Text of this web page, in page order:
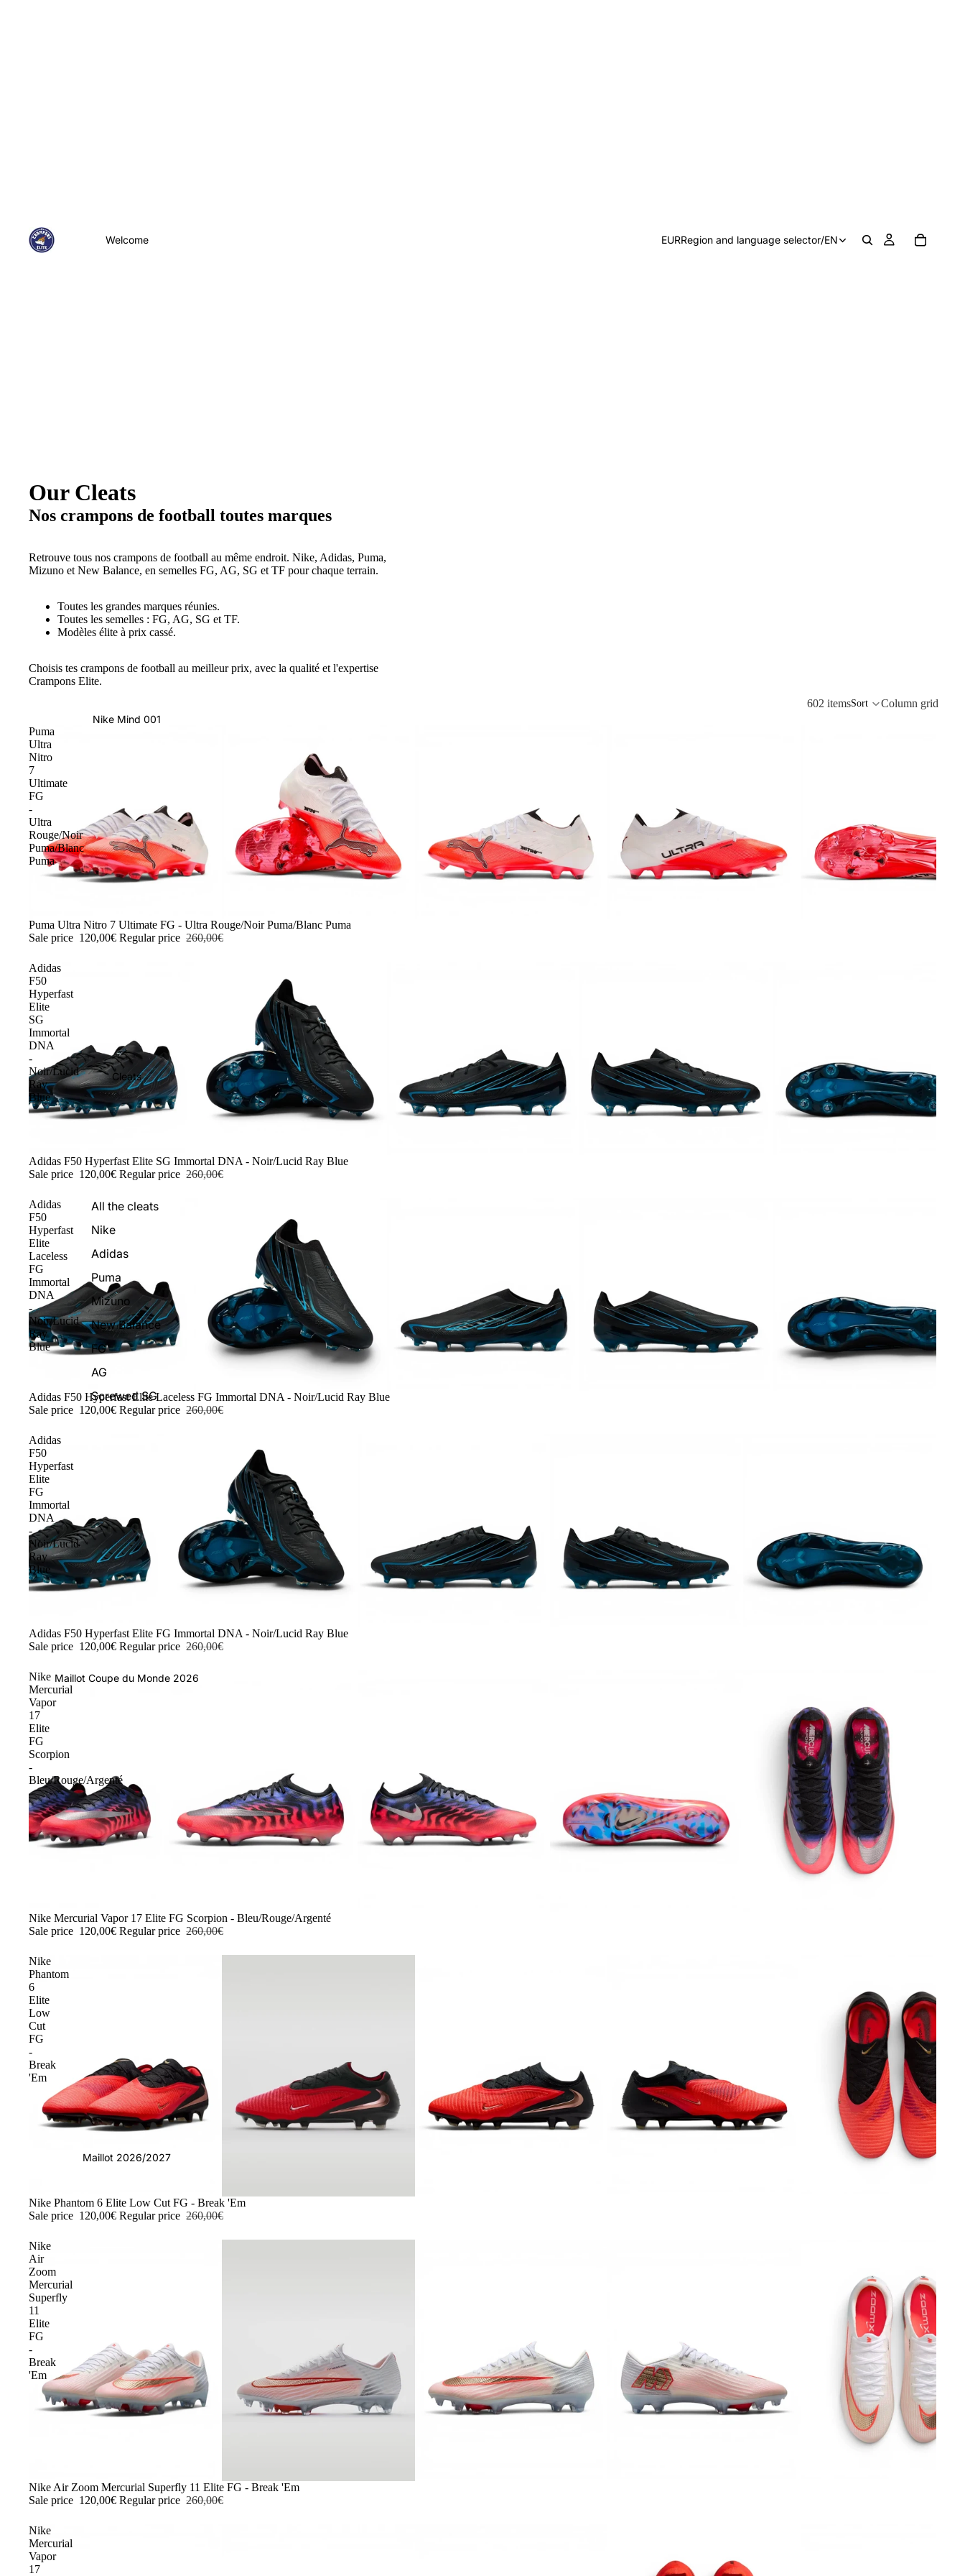
Welcome
Nike Mind 001
Cleats
All the cleats
Nike
Adidas
Puma
Mizuno
New Balance
FG
AG
Screwed SG
Maillot Coupe du Monde 2026
Maillot 2026/2027
EURRegion and language selector/EN
Our Cleats
Nos crampons de football toutes marques
Retrouve tous nos crampons de football au même endroit. Nike, Adidas, Puma,
Mizuno et New Balance, en semelles FG, AG, SG et TF pour chaque terrain.
Toutes les grandes marques réunies.
Toutes les semelles : FG, AG, SG et TF.
Modèles élite à prix cassé.
Choisis tes crampons de football au meilleur prix, avec la qualité et l'expertise
Crampons Elite.
602 itemsSort Column grid
Puma
Ultra
Nitro
7
Ultimate
FG
-
Ultra
Rouge/Noir
Puma/Blanc
Puma
-54%
Puma Ultra Nitro 7 Ultimate FG - Ultra Rouge/Noir Puma/Blanc Puma
Sale price 120,00€ Regular price 260,00€
Adidas
F50
Hyperfast
Elite
SG
Immortal
DNA
-
Noir/Lucid
Ray
Blue
-54%
Adidas F50 Hyperfast Elite SG Immortal DNA - Noir/Lucid Ray Blue
Sale price 120,00€ Regular price 260,00€
Adidas
F50
Hyperfast
Elite
Laceless
FG
Immortal
DNA
-
Noir/Lucid
Ray
Blue
-54%
Adidas F50 Hyperfast Elite Laceless FG Immortal DNA - Noir/Lucid Ray Blue
Sale price 120,00€ Regular price 260,00€
Adidas
F50
Hyperfast
Elite
FG
Immortal
DNA
-
Noir/Lucid
Ray
Blue
-54%
Adidas F50 Hyperfast Elite FG Immortal DNA - Noir/Lucid Ray Blue
Sale price 120,00€ Regular price 260,00€
Nike
Mercurial
Vapor
17
Elite
FG
Scorpion
-
Bleu/Rouge/Argenté
-54%
Nike Mercurial Vapor 17 Elite FG Scorpion - Bleu/Rouge/Argenté
Sale price 120,00€ Regular price 260,00€
Nike
Phantom
6
Elite
Low
Cut
FG
-
Break
'Em
-54%
Nike Phantom 6 Elite Low Cut FG - Break 'Em
Sale price 120,00€ Regular price 260,00€
Nike
Air
Zoom
Mercurial
Superfly
11
Elite
FG
-
Break
'Em
-54%
Nike Air Zoom Mercurial Superfly 11 Elite FG - Break 'Em
Sale price 120,00€ Regular price 260,00€
Nike
Mercurial
Vapor
17